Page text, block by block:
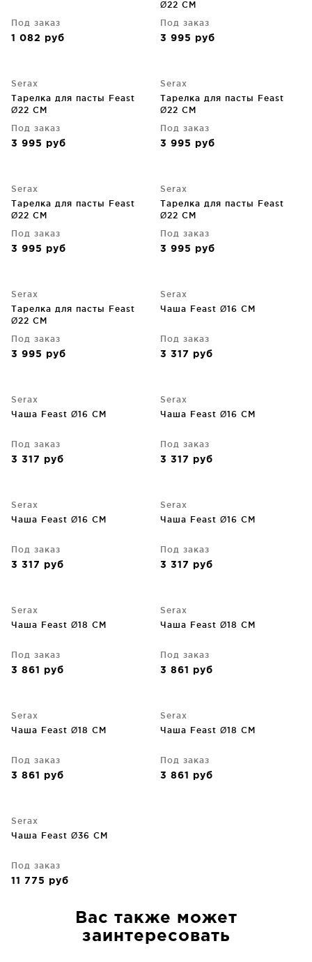
Под заказ
1 082 руб
Ø22 CM
Под заказ
3 995 руб
Serax
Тарелка для пасты Feast
Ø22 CM
Под заказ
3 995 руб
Serax
Тарелка для пасты Feast
Ø22 CM
Под заказ
3 995 руб
Serax
Тарелка для пасты Feast
Ø22 CM
Под заказ
3 995 руб
Serax
Тарелка для пасты Feast
Ø22 CM
Под заказ
3 995 руб
Serax
Тарелка для пасты Feast
Ø22 CM
Под заказ
3 995 руб
Serax
Чаша Feast Ø16 CM
Под заказ
3 317 руб
Serax
Чаша Feast Ø16 CM
Под заказ
3 317 руб
Serax
Чаша Feast Ø16 CM
Под заказ
3 317 руб
Serax
Чаша Feast Ø16 CM
Под заказ
3 317 руб
Serax
Чаша Feast Ø16 CM
Под заказ
3 317 руб
Serax
Чаша Feast Ø18 CM
Под заказ
3 861 руб
Serax
Чаша Feast Ø18 CM
Под заказ
3 861 руб
Serax
Чаша Feast Ø18 CM
Под заказ
3 861 руб
Serax
Чаша Feast Ø18 CM
Под заказ
3 861 руб
Serax
Чаша Feast Ø36 CM
Под заказ
11 775 руб
Вас также может
заинтересовать